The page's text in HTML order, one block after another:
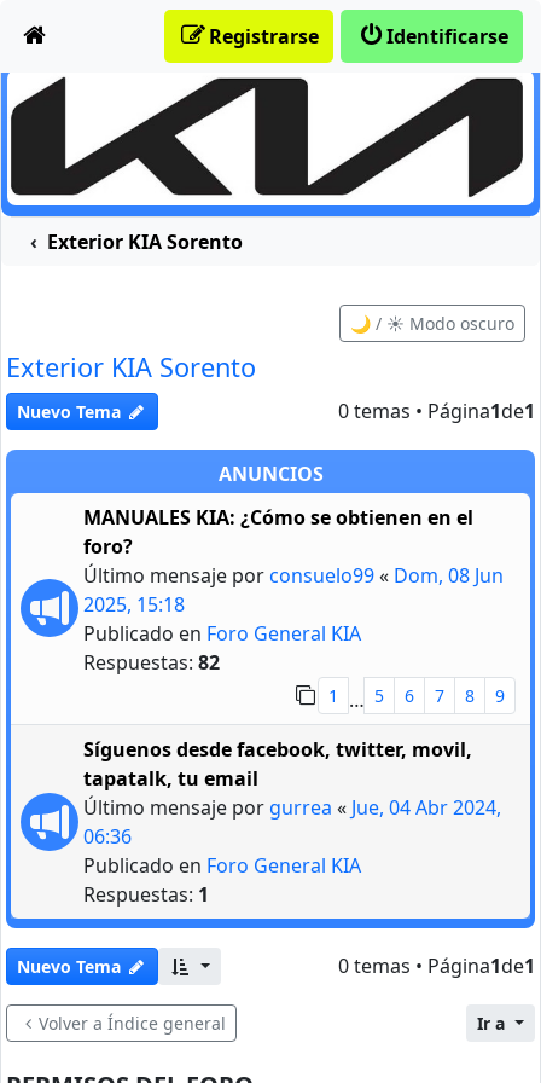
Identificarse
Registrarse
Exterior KIA Sorento
🌙 / ☀️ Modo oscuro
Exterior KIA Sorento
Nuevo Tema 0 temas • Página1de1
ANUNCIOS
MANUALES KIA: ¿Cómo se obtienen en el
foro?
Último mensaje porconsuelo99« Dom, 08 Jun
2025, 15:18
Publicado en Foro General KIA
Respuestas: 82
1 … 5 6 7 8 9
Síguenos desde facebook, twitter, movil,
tapatalk, tu email
Último mensaje por gurrea « Jue, 04 Abr 2024,
06:36
Publicado en Foro General KIA
Respuestas: 1
Nuevo Tema 0 temas • Página1de1
Volver a Índice general Ir a